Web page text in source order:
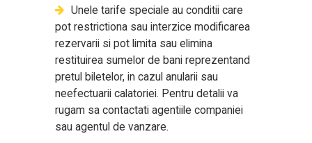
Unele tarife speciale au conditii care
pot restrictiona sau interzice modificarea
rezervarii si pot limita sau elimina
restituirea sumelor de bani reprezentand
pretul biletelor, in cazul anularii sau
neefectuarii calatoriei. Pentru detalii va
rugam sa contactati agentiile companiei
sau agentul de vanzare.